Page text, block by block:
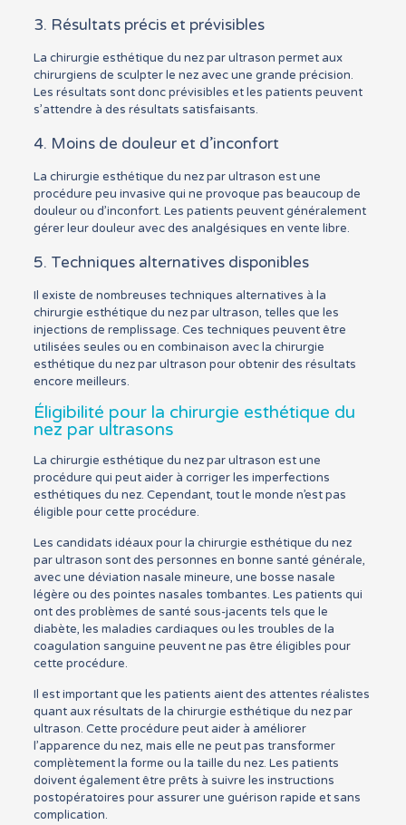
3. Résultats précis et prévisibles
La chirurgie esthétique du nez par ultrason permet aux
chirurgiens de sculpter le nez avec une grande précision.
Les résultats sont donc prévisibles et les patients peuvent
s’attendre à des résultats satisfaisants.
4. Moins de douleur et d’inconfort
La chirurgie esthétique du nez par ultrason est une
procédure peu invasive qui ne provoque pas beaucoup de
douleur ou d’inconfort. Les patients peuvent généralement
gérer leur douleur avec des analgésiques en vente libre.
5. Techniques alternatives disponibles
Il existe de nombreuses techniques alternatives à la
chirurgie esthétique du nez par ultrason, telles que les
injections de remplissage. Ces techniques peuvent être
utilisées seules ou en combinaison avec la chirurgie
esthétique du nez par ultrason pour obtenir des résultats
encore meilleurs.
Éligibilité pour la chirurgie esthétique du
nez par ultrasons
La chirurgie esthétique du nez par ultrason est une
procédure qui peut aider à corriger les imperfections
esthétiques du nez. Cependant, tout le monde n’est pas
éligible pour cette procédure.
Les candidats idéaux pour la chirurgie esthétique du nez
par ultrason sont des personnes en bonne santé générale,
avec une déviation nasale mineure, une bosse nasale
légère ou des pointes nasales tombantes. Les patients qui
ont des problèmes de santé sous-jacents tels que le
diabète, les maladies cardiaques ou les troubles de la
coagulation sanguine peuvent ne pas être éligibles pour
cette procédure.
Il est important que les patients aient des attentes réalistes
quant aux résultats de la chirurgie esthétique du nez par
ultrason. Cette procédure peut aider à améliorer
l’apparence du nez, mais elle ne peut pas transformer
complètement la forme ou la taille du nez. Les patients
doivent également être prêts à suivre les instructions
postopératoires pour assurer une guérison rapide et sans
complication.